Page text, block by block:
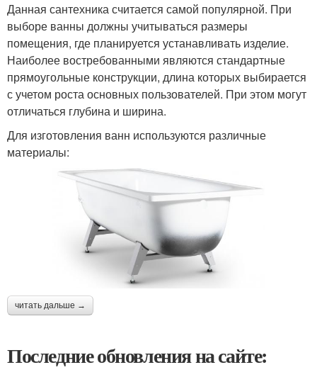
Данная сантехника считается самой популярной. При
выборе ванны должны учитываться размеры
помещения, где планируется устанавливать изделие.
Наиболее востребованными являются стандартные
прямоугольные конструкции, длина которых выбирается
с учетом роста основных пользователей. При этом могут
отличаться глубина и ширина.
Для изготовления ванн используются различные
материалы:
читать дальше →
Последние обновления на сайте: